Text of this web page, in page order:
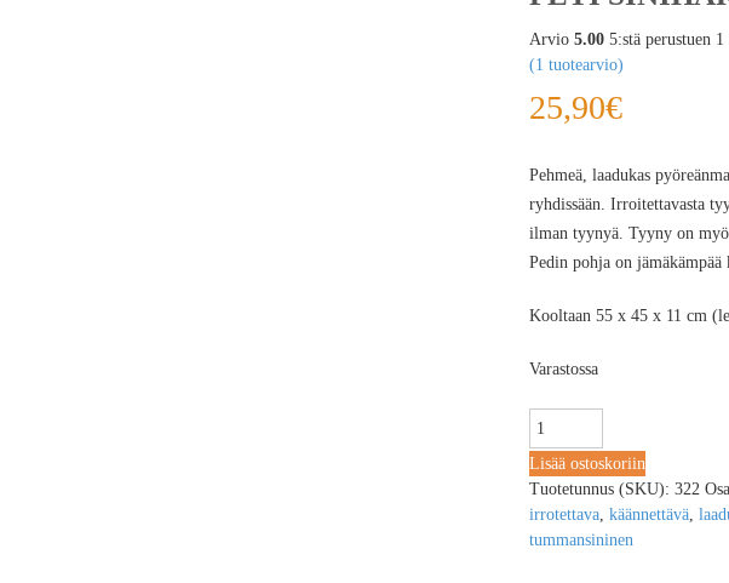
Arvio 5.005:stä perustuen 1
(1 tuotearvio)
25,90€
Pehmeä, laadukas
ryhdissään. Irroitettavasta
ilman tyynyä. Tyyny on
Pedin pohja on jämäkämpää
Kooltaan 55 x 45 x 11 cm
Varastossa
Lisää ostoskoriin
Tuotetunnus (SKU): 322
irrotettava, käännettävä,
tummansininen